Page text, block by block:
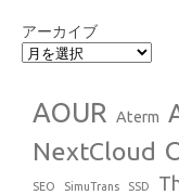
アーカイブ
AOUR Aterm
NextCloud
SEO SimuTrans SSD